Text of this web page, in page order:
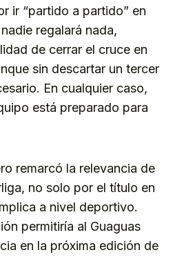
ir “partido a partido” en
regalará nada,
de cerrar el cruce en
sin descartar un tercer
En cualquier caso,
está preparado para
remarcó la relevancia de
no solo por el título en
a nivel deportivo.
permitiría al Guaguas
en la próxima edición de